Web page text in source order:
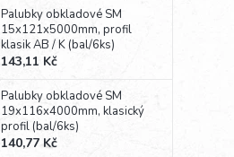
Palubky obkladové SM
15x121x5000mm, profil
klasik AB / K (bal/6ks)
143,11 Kč
Palubky obkladové SM
19x116x4000mm, klasický
profil (bal/6ks)
140,77 Kč